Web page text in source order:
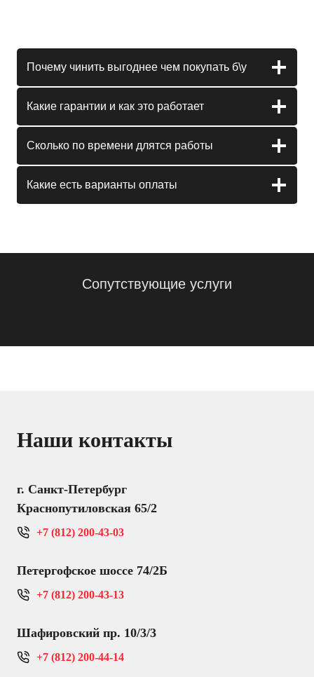
Почему чинить выгоднее чем покупать б\у
Какие гарантии и как это работает
Сколько по времени длятся работы
Какие есть варианты оплаты
Сопутствующие услуги
Наши контакты
г. Санкт-Петербург
Краснопутиловская 65/2
+7 (812) 200-43-03
Петергофское шоссе 74/2Б
+7 (812) 200-43-13
Шафировский пр. 10/3/3
+7 (812) 200-44-14